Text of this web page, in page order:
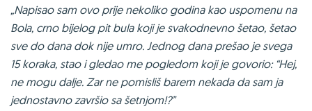
„Napisao sam ovo prije nekoliko godina kao uspomenu na
Bola, crno bijelog pit bula koji je svakodnevno šetao, šetao
sve do dana dok nije umro. Jednog dana prešao je svega
15 koraka, stao i gledao me pogledom koji je govorio: “Hej,
ne mogu dalje. Zar ne pomisliš barem nekada da sam ja
jednostavno završio sa šetnjom!?”